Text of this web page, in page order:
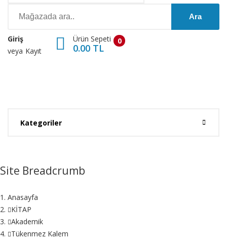
Ara
Giriş
veya Kayıt
0
Ürün Sepeti
0.00 TL
Kategoriler
Site Breadcrumb
Anasayfa
KİTAP
Akademik
Tükenmez Kalem